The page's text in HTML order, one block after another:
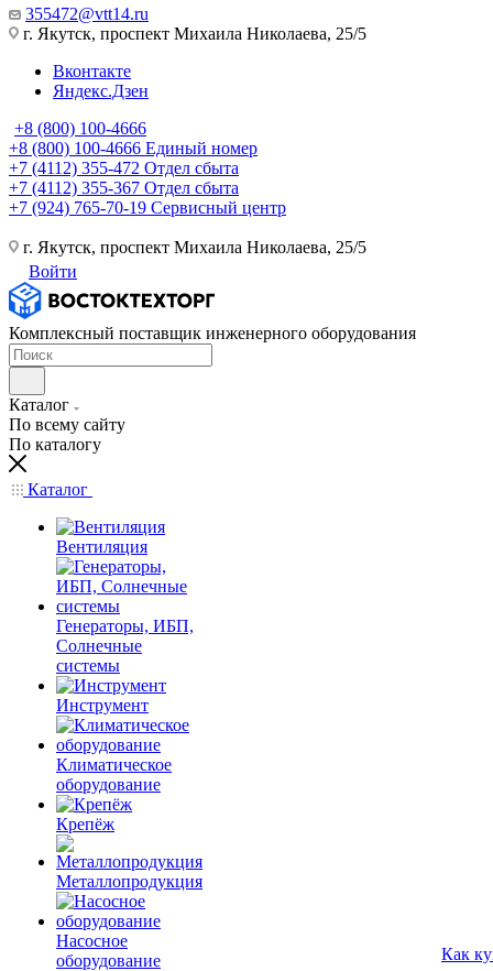
355472@vtt14.ru
г. Якутск, проспект Михаила Николаева, 25/5
Вконтакте
Яндекс.Дзен
+8 (800) 100-4666
+8 (800) 100-4666 Единый номер
+7 (4112) 355-472 Отдел сбыта
+7 (4112) 355-367 Отдел сбыта
+7 (924) 765-70-19 Сервисный центр
г. Якутск, проспект Михаила Николаева, 25/5
Войти
Комплексный поставщик инженерного оборудования
Каталог
По всему сайту
По каталогу
Каталог
Вентиляция
Генераторы, ИБП,
Солнечные
системы
Инструмент
Климатическое
оборудование
Крепёж
Металлопродукция
Насосное
оборудование
Как